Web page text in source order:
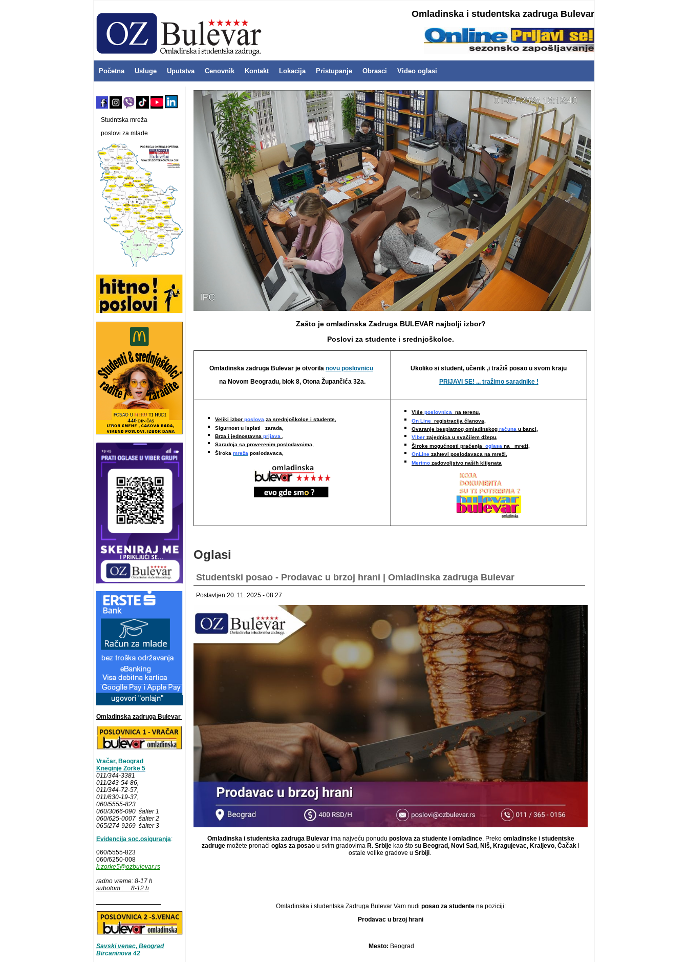
Omladinska i studentska zadruga Bulevar
Početna Usluge Uputstva Cenovnik Kontakt Lokacija Pristupanje Obrasci Video oglasi
Studntska mreža
poslovi za mlade
Omladinska zadruga Bulevar
Vračar, Beograd
Kneginje Zorke 5
011/344-3381
011/243-54-86
011/344-72-57,
011/630-19-37,
060/5555-823
060/3066-090 šalter 1
060/625-0007 šalter 2
065/274-9269 šalter 3
Evidencija soc.osiguranja:
060/5555-823
060/6250-008
k.zorke5@ozbulevar.rs
radno vreme: 8-17 h
subotom : 8-12 h
Savski venac, Beograd
Bircaninova 42
Zašto je omladinska Zadruga BULEVAR najbolji izbor?
Poslovi za studente i srednjoškolce.
Omladinska zadruga Bulevar je otvorila novu poslovnicu
na Novom Beogradu, blok 8, Otona Župančića 32a.
Ukoliko si student, učenik ,i tražiš posao u svom kraju
PRIJAVI SE! ... tražimo saradnike !
Veliki izbor poslova,za srednjoškolce i studente,
Sigurnost u isplati zarada,
Brza i jednostavna prijava ,
Saradnja sa proverenim poslodavcima,
Široka mreža poslodavaca,
Više poslovnica na terenu,
On Line registracija članova,
Ovaranje besplatnog omladinskog računa u banci,
Viber zajednica u svačijem džepu,
Široke mogućnosti praćenja oglasa na mreži,
OnLine zahtevi poslodavaca na mreži,
Merimo zadovoljstvo naših klijenata
Oglasi
Studentski posao - Prodavac u brzoj hrani | Omladinska zadruga Bulevar
Postavljen 20. 11. 2025 - 08:27
Omladinska i studentska zadruga Bulevarima najveću ponudu poslova za studente i omladince. Preko omladinske i studentske
zadruge možete pronaći oglas za posao u svim gradovima R. Srbije kao što su Beograd, Novi Sad, Niš, Kragujevac, Kraljevo, Čačak i
ostale velike gradove u Srbiji
Omladinska i studentska Zadruga Bulevar Vam nudi posao za studentena poziciji:
Prodavac u brzoj hrani
Mesto: Beograd